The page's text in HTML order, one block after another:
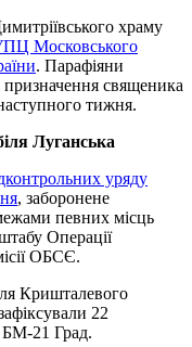
храму
Московського
. Парафіяни
призначення священика
тижня.
Луганська
уряду
, заборонене
певних місць
Операції
ОБСЄ.
Кришталевого
22
БМ-21 Град.